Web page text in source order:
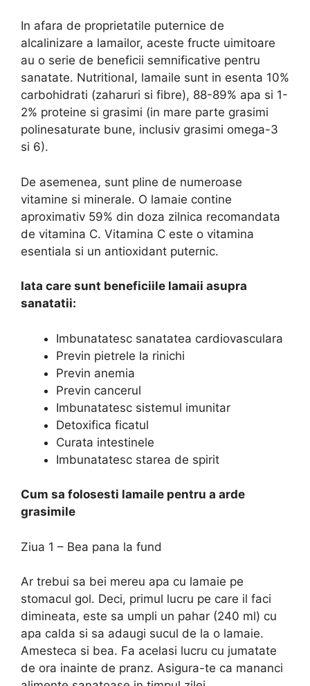
In afara de proprietatile puternice de
alcalinizare a lamailor, aceste fructe uimitoare
au o serie de beneficii semnificative pentru
sanatate. Nutritional, lamaile sunt in esenta 10%
carbohidrati (zaharuri si fibre), 88-89% apa si 1-
2% proteine si grasimi (in mare parte grasimi
polinesaturate bune, inclusiv grasimi omega-3
si 6).
De asemenea, sunt pline de numeroase
vitamine si minerale. O lamaie contine
aproximativ 59% din doza zilnica recomandata
de vitamina C. Vitamina C este o vitamina
esentiala si un antioxidant puternic.
Iata care sunt beneficiile lamaii asupra
sanatatii:
Imbunatatesc sanatatea cardiovasculara
Previn pietrele la rinichi
Previn anemia
Previn cancerul
Imbunatatesc sistemul imunitar
Detoxifica ficatul
Curata intestinele
Imbunatatesc starea de spirit
Cum sa folosesti lamaile pentru a arde
grasimile
Ziua 1 – Bea pana la fund
Ar trebui sa bei mereu apa cu lamaie pe
stomacul gol. Deci, primul lucru pe care il faci
dimineata, este sa umpli un pahar (240 ml) cu
apa calda si sa adaugi sucul de la o lamaie.
Amesteca si bea. Fa acelasi lucru cu jumatate
de ora inainte de pranz. Asigura-te ca mananci